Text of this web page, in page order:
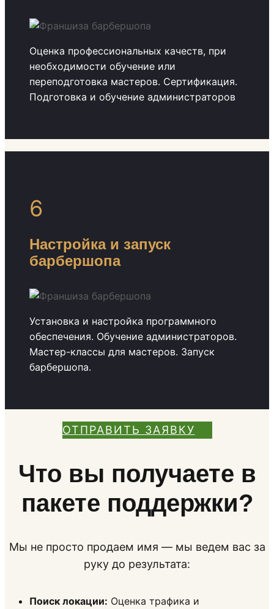
Оценка профессиональных качеств, при
необходимости обучение или
переподготовка мастеров. Сертификация.
Подготовка и обучение администраторов
6
Настройка и запуск
барбершопа
Установка и настройка программного
обеспечения. Обучение администраторов.
Мастер-классы для мастеров. Запуск
барбершопа.
ОТПРАВИТЬ ЗАЯВКУ
Что вы получаете в
пакете поддержки?
Мы не просто продаем имя — мы ведем вас за
руку до результата:
Поиск локации: Оценка трафика и